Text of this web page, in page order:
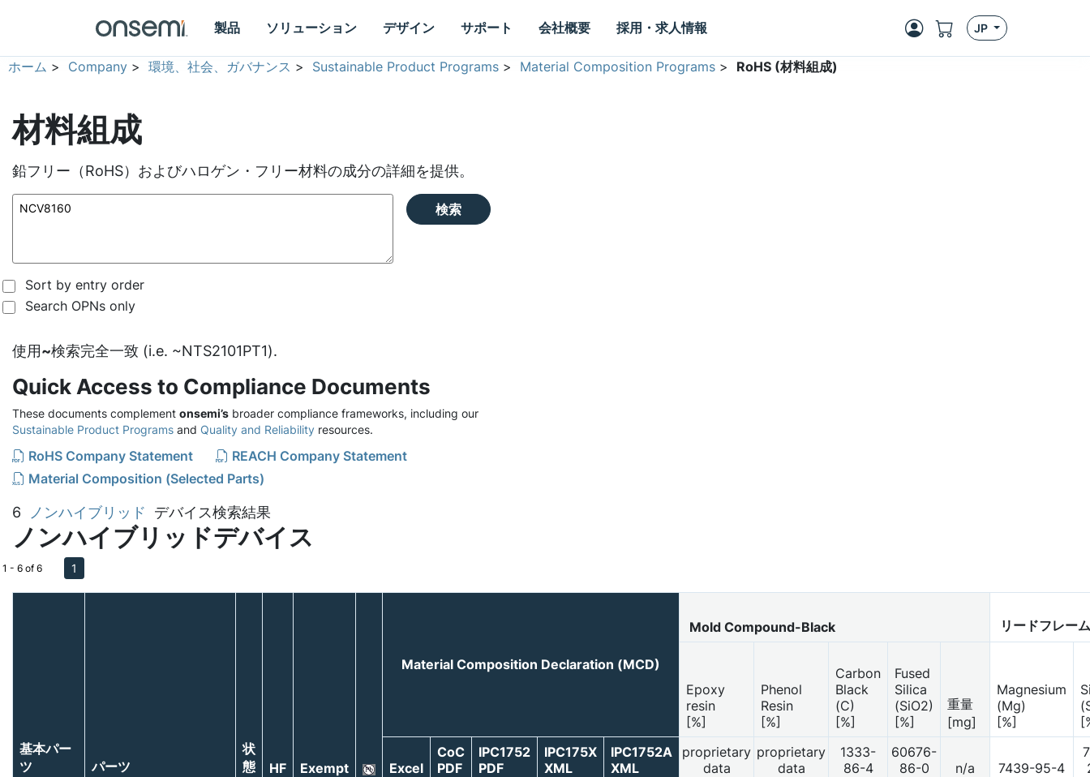
製品 ソリューション デザイン サポート 会社概要 採用・求人情報 JP
ホーム > Company >環境、社会、ガバナンス > Sustainable Product Programs > Material Composition Programs > RoHS (材料組成)
材料組成
鉛フリー（RoHS）およびハロゲン・フリー材料の成分の詳細を提供。
検索
Sort by entry order
Search OPNs only
使用~検索完全一致 (i.e. ~NTS2101PT1).
Quick Access to Compliance Documents
These documents complement onsemi’s broader compliance frameworks, including our
Sustainable Product Programs and Quality and Reliability resources.
RoHS Company Statement
REACH Company Statement
Material Composition (Selected Parts)
6 ノンハイブリッド デバイス検索結果
ノンハイブリッドデバイス
1 - 6 of 6 1
基本パー
ツ
パーツ
状
態
HF Exempt
Material Composition Declaration (MCD)
Mold Compound-Black リードフレー
Epoxy
resin
[%]
Phenol
Resin
[%]
Carbon
Black
(C)
[%]
Fused
Silica
(SiO2)
[%]
重量
[mg]
Magnesium
(Mg)
[%]
Excel
CoC
PDF
IPC1752
PDF
IPC175X
XML
IPC1752A
XML
proprietary
data
proprietary
data
1333-
86-4
60676-
86-0
n/a 7439-95-4